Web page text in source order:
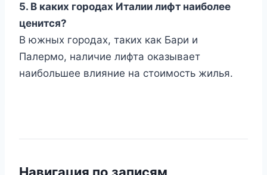
5. В каких городах Италии лифт наиболее
ценится?
В южных городах, таких как Бари и
Палермо, наличие лифта оказывает
наибольшее влияние на стоимость жилья.
Навигация по записям